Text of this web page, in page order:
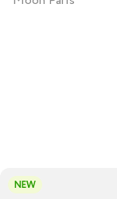
NEW